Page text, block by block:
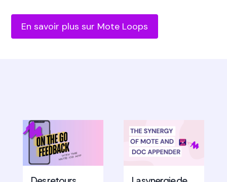
En savoir plus sur Mote Loops